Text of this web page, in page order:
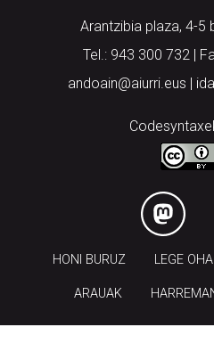
Arantzibia plaza, 4-5
Tel.: 943 300 732 |
andoain@aiurri.eus |
HONI BURUZ LEGE
ARAUAK